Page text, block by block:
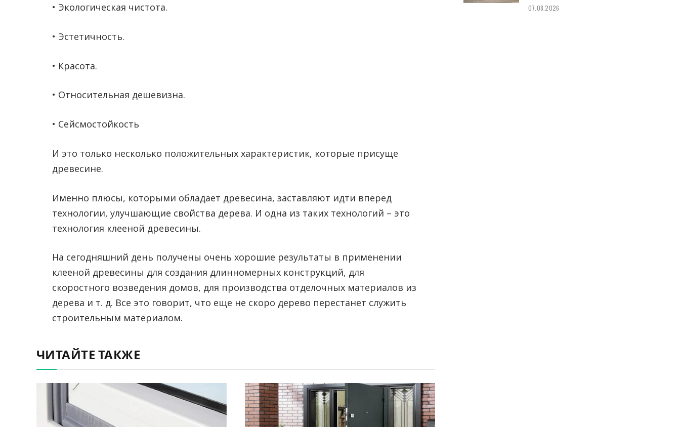
• Экологическая чистота.
• Эстетичность.
• Красота.
• Относительная дешевизна.
• Сейсмостойкость
И это только несколько положительных характеристик, которые присуще
древесине.
Именно плюсы, которыми обладает древесина, заставляют идти вперед
технологии, улучшающие свойства дерева. И одна из таких технологий – это
технология клееной древесины.
На сегодняшний день получены очень хорошие результаты в применении
клееной древесины для создания длинномерных конструкций, для
скоростного возведения домов, для производства отделочных материалов из
дерева и т. д. Все это говорит, что еще не скоро дерево перестанет служить
строительным материалом.
ЧИТАЙТЕ ТАКЖЕ
07.08.2026